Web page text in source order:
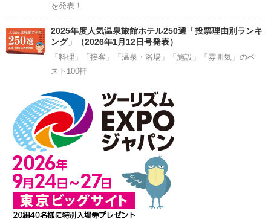
を発表！
2025年度人気温泉旅館ホテル250選「投票理由別ランキ
ング」（2026年1月12日号発表）
「料理」「接客」「温泉・浴場」「施設」「雰囲気」のベ
スト100軒